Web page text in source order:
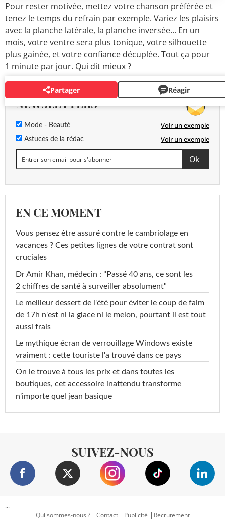
Pour rester motivée, mettez votre chanson préférée et
tenez le temps du refrain par exemple. Variez les plaisirs
avec la planche latérale, la planche inversée... En un
mois, votre ventre sera plus tonique, votre silhouette
plus gainée, et votre confiance décuplée. Tout ça pour
1 minute par jour. Qui dit mieux ?
Partager Réagir
NEWSLETTERS
Mode - Beauté Voir un exemple
Astuces de la rédac Voir un exemple
EN CE MOMENT
Vous pensez être assuré contre le cambriolage en
vacances ? Ces petites lignes de votre contrat sont
cruciales
Dr Amir Khan, médecin : "Passé 40 ans, ce sont les
2 chiffres de santé à surveiller absolument"
Le meilleur dessert de l'été pour éviter le coup de faim
de 17h n'est ni la glace ni le melon, pourtant il est tout
aussi frais
Le mythique écran de verrouillage Windows existe
vraiment : cette touriste l'a trouvé dans ce pays
On le trouve à tous les prix et dans toutes les
boutiques, cet accessoire inattendu transforme
n'importe quel jean basique
SUIVEZ-NOUS
...
Qui sommes-nous ?
Contact Publicité Recrutement